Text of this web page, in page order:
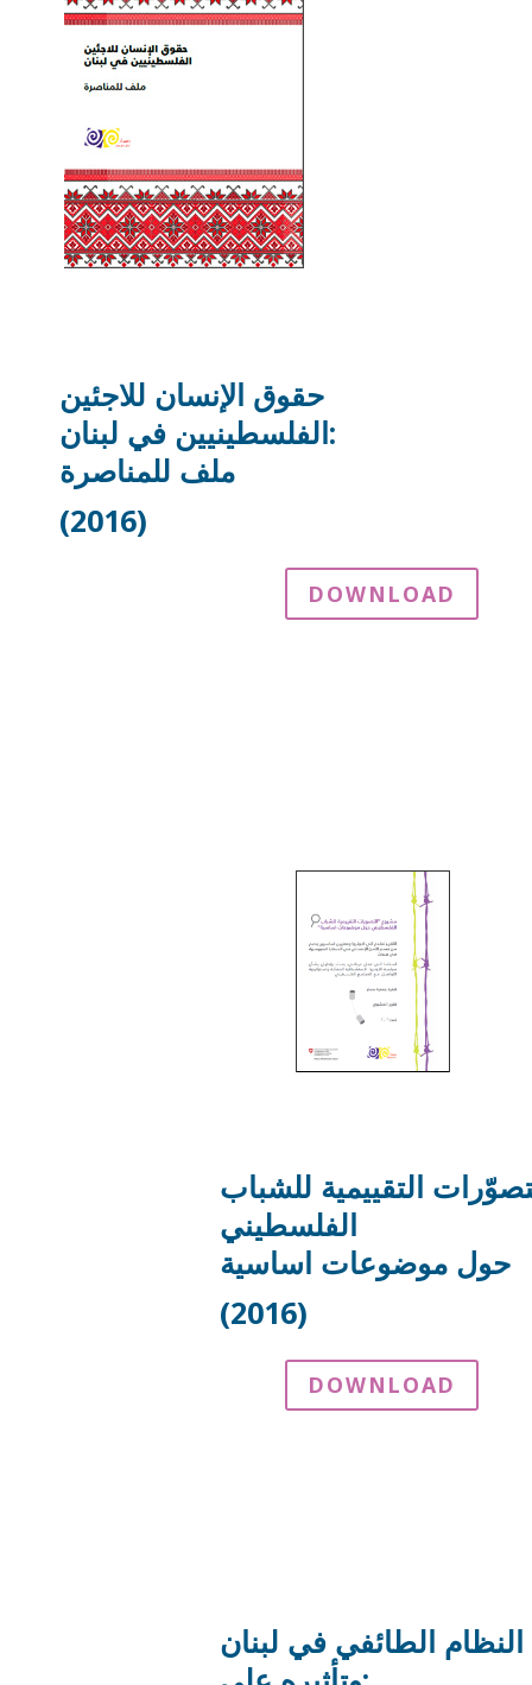
حقوق الإنسان للاجئين
الفلسطينيين في لبنان:
ملف للمناصرة
(2016)
DOWNLOAD
التقييمية للشباب
الفلسطيني
حولموضوعات اساسية
(2016)
DOWNLOAD
النظام الطائفي في لبنان